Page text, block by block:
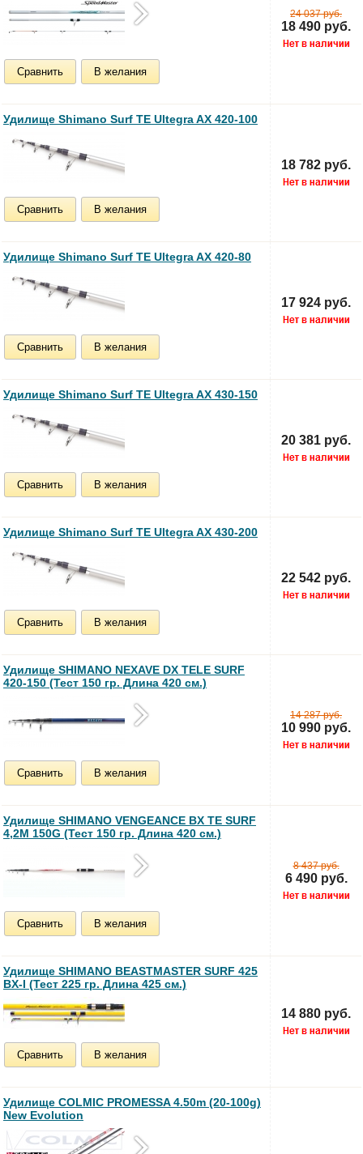
Сравнить В желания
24 037 руб.
18 490 руб.
Удилище Shimano Surf TE Ultegra AX 420-100
Сравнить В желания
18 782 руб.
Удилище Shimano Surf TE Ultegra AX 420-80
Сравнить В желания
17 924 руб.
Удилище Shimano Surf TE Ultegra AX 430-150
Сравнить В желания
20 381 руб.
Удилище Shimano Surf TE Ultegra AX 430-200
Сравнить В желания
22 542 руб.
Удилище SHIMANO NEXAVE DX TELE SURF
420-150 (Тест 150 гр. Длина 420 см.)
Сравнить В желания
14 287 руб.
10 990 руб.
Удилище SHIMANO VENGEANCE BX TE SURF
4,2M 150G (Тест 150 гр. Длина 420 см.)
Сравнить В желания
8 437 руб.
6 490 руб.
Удилище SHIMANO BEASTMASTER SURF 425
BX-I (Тест 225 гр. Длина 425 см.)
Сравнить В желания
14 880 руб.
Удилище COLMIC PROMESSA 4.50m (20-100g)
New Evolution